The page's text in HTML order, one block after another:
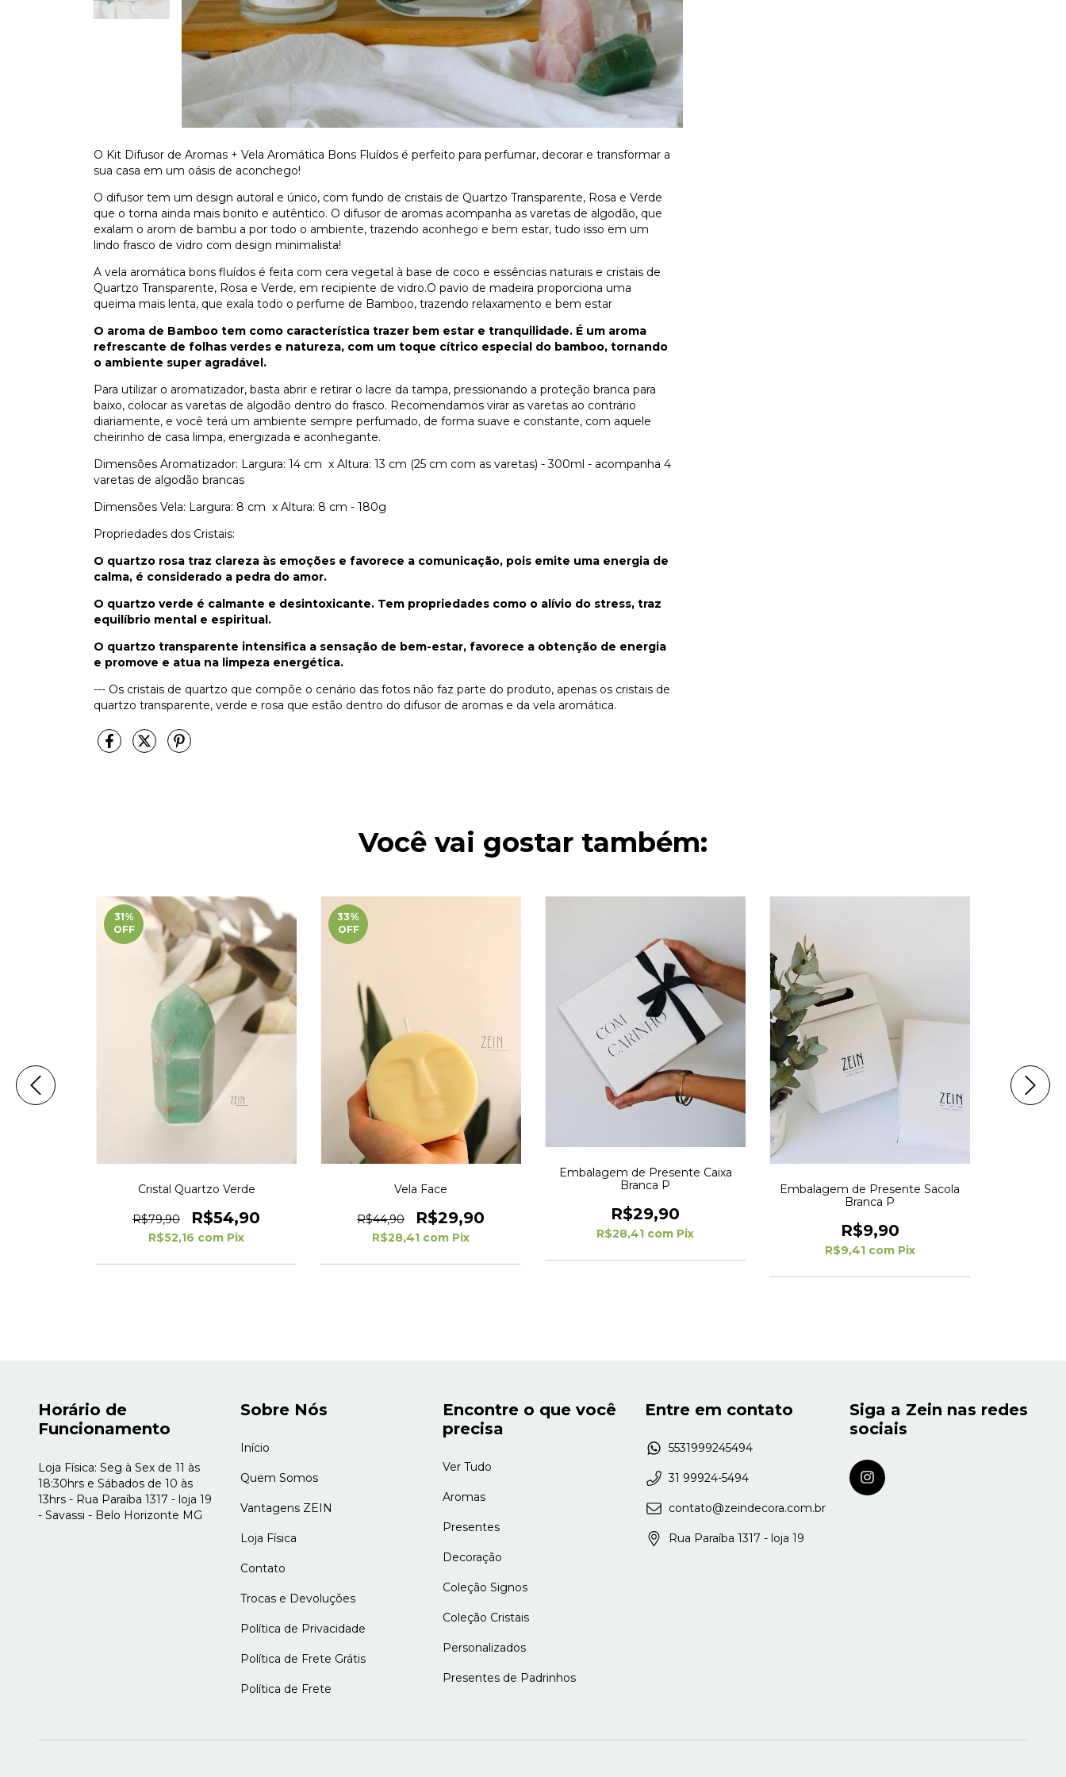
O Kit Difusor de Aromas + Vela Aromática Bons Fluídos é perfeito para perfumar, decorar e transformar a
sua casa em um oásis de aconchego!
O difusor tem um design autoral e único, com fundo de cristais de Quartzo Transparente, Rosa e Verde
que o torna ainda mais bonito e autêntico. O difusor de aromas acompanha as varetas de algodão, que
exalam o arom de bambu a por todo o ambiente, trazendo aconhego e bem estar, tudo isso em um
lindo frasco de vidro com design minimalista!
A vela aromática bons fluídos é feita com cera vegetal à base de coco e essências naturais e cristais de
Quartzo Transparente, Rosa e Verde, em recipiente de vidro.O pavio de madeira proporciona uma
queima mais lenta, que exala todo o perfume de Bamboo, trazendo relaxamento e bem estar
O aroma de Bamboo tem como característica trazer bem estar e tranquilidade. É um aroma
refrescante de folhas verdes e natureza, com um toque cítrico especial do bamboo, tornando
o ambiente super agradável.
Para utilizar o aromatizador, basta abrir e retirar o lacre da tampa, pressionando a proteção branca para
baixo, colocar as varetas de algodão dentro do frasco. Recomendamos virar as varetas ao contrário
diariamente, e você terá um ambiente sempre perfumado, de forma suave e constante, com aquele
cheirinho de casa limpa, energizada e aconhegante.
Dimensões Aromatizador: Largura: 14 cm x Altura: 13 cm (25 cm com as varetas) - 300ml - acompanha 4
varetas de algodão brancas
Dimensões Vela: Largura: 8 cm x Altura: 8 cm - 180g
Propriedades dos Cristais:
O quartzo rosa traz clareza às emoções e favorece a comunicação, pois emite uma energia de
calma, é considerado a pedra do amor.
O quartzo verde é calmante e desintoxicante. Tem propriedades como o alívio do stress, traz
equilíbrio mental e espiritual.
O quartzo transparente intensifica a sensação de bem-estar, favorece a obtenção de energia
e promove e atua na limpeza energética.
--- Os cristais de quartzo que compõe o cenário das fotos não faz parte do produto, apenas os cristais de
quartzo transparente, verde e rosa que estão dentro do difusor de aromas e da vela aromática.
Você vai gostar também:
31%
OFF
Cristal Quartzo Verde
R$79,90 R$54,90
R$52,16 com Pix
33%
OFF
Vela Face
R$44,90 R$29,90
R$28,41 com Pix
Embalagem de Presente Caixa
Branca P
R$29,90
R$28,41 com Pix
Embalagem de Presente Sacola
Branca P
R$9,90
R$9,41 com Pix
Horário de
Funcionamento
Loja Física: Seg à Sex de 11 às
18:30hrs e Sábados de 10 às
13hrs - Rua Paraíba 1317 - loja 19
- Savassi - Belo Horizonte MG
Sobre Nós
Início
Quem Somos
Vantagens ZEIN
Loja Física
Contato
Trocas e Devoluções
Política de Privacidade
Política de Frete Grátis
Política de Frete
Encontre o que você
precisa
Ver Tudo
Aromas
Presentes
Decoração
Coleção Signos
Coleção Cristais
Personalizados
Presentes de Padrinhos
Entre em contato
5531999245494
31 99924-5494
contato@zeindecora.com.br
Rua Paraíba 1317 - loja 19
Siga a Zein nas redes
sociais